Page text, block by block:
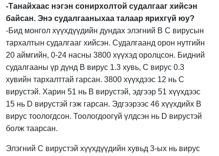
-Танайхаас нэгэн сонирхолтой судалгааг хийсэн
байсан. Энэ судалгааныхаа талаар ярихгүй юу?
-Бид монгол хүүхдүүдийн дундах элэгний В С вирусын
тархалтын судалгааг хийсэн. Судалгаанд орон нутгийн
20 аймгийн, 0-24 насны 3800 хүүхэд оролцсон. Бидний
судалгааны үр дүнд В вирус 1.3 хувь, С вирус 0.3
хувийн тархалттай гарсан. 3800 хүүхдээс 12 нь С
вирустэй. Харин 51 нь В вирустэй, эдгээр 51 хүүхдээс
15 нь D вирустэй гэж гарсан. Эдгээрээс 46 хүүхдийх В
вирус тоологдсон. Тоологдоогүй үлдсэн нь D вирустэй
болж таарсан.
Элэгний С вирустэй хүүхдүүдийн хувьд 3-ых нь вирус